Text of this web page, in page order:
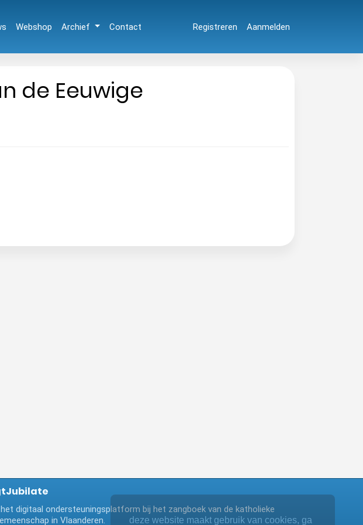
Webshop Archief Contact Registreren Aanmelden
de Eeuwige
digitaal ondersteuningsplatform bij het zangboek van de katholieke
in Vlaanderen.
deze website maakt gebruik van cookies, ga